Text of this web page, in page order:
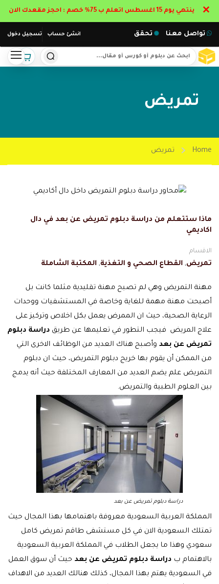
انشئ حساب تسجيل دخول تواصل معنا تحقق
تمريض
Home تمريض
ماذا ستتعلم من دراسة دبلوم تمريض عن بعد في دال
اكاديمي
الاقسام
تمريض, القطاع الصحي و التغذية, المكتبة الشاملة
مهنة التمريض وهي لم تصبح مهنة تقليدية مثلما كانت بل
أصبحت مهنة مهمة للغاية وخاصة في المستشفيات ووحدات
الرعاية الصحية، حيث ان الممرض يعمل بكل اخلاص وتركيز على
علاج المريض فيجب التطور في تعليمها عن طريق دراسة دبلوم
تمريض عن بعد وأصبح هناك العديد من الوظائف الاخرى التي
من الممكن أن يقوم بها خريج دبلوم التمريض، حيث ان دبلوم
التمريض علم يضم العديد من المعارف المختلفة حيث أنه يدمج
بين العلوم الطبية والتمريض.
دراسة دبلوم تمريض عن بعد
المملكة العربية السعودية معروفة باهتمامها بهذا المجال حيث
تمتلك السعودية الان في كل مستشفى طاقم تمريض كامل
سعودي وهذا ما يجعل الطلاب في المملكة العربية السعودية
بالاهتمام ب دراسة دبلوم تمريض عن بعد حيث أن سوق العمل
في السعودية يهتم بهذا المجال، كذلك هنالك العديد من الاهداف
ينتهي يوم 15 اغسطس اتعلم ب 75% خصم : احجز مقعدك الان ✕